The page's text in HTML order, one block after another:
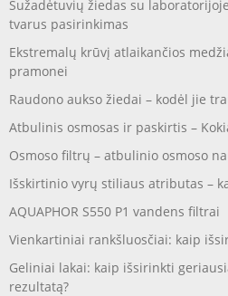
Sužadėtuvių žiedas su
tvarus pasirinkimas
Ekstremalų krūvį atlaikančios
pramonei
Raudono aukso žiedai – kodėl jie
Atbulinis osmosas ir paskirtis –
Osmoso filtrų – atbulinio osmoso
Išskirtinio vyrų stiliaus atributas –
AQUAPHOR S550 P1 vandens filtrai
Vienkartiniai rankšluosčiai: kaip
Geliniai lakai: kaip išsirinkti
rezultatą?